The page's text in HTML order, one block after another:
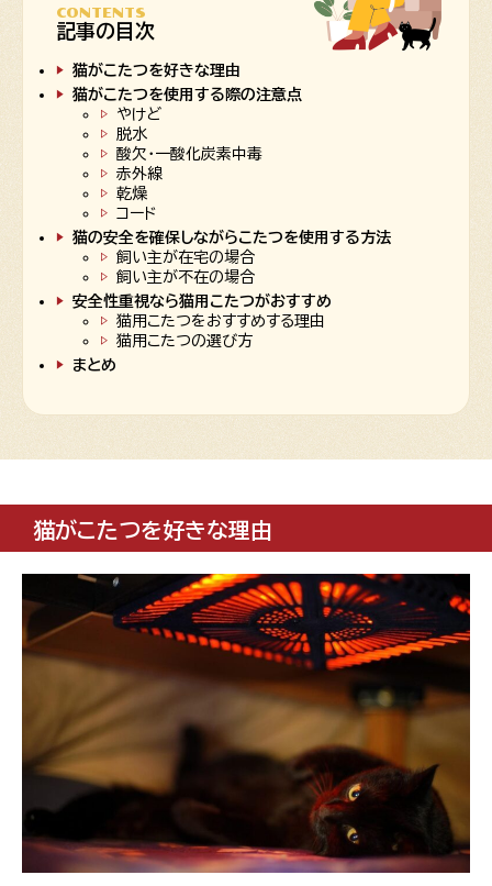
CONTENTS
記事の目次
猫がこたつを好きな理由
猫がこたつを使用する際の注意点
やけど
脱水
酸欠・一酸化炭素中毒
赤外線
乾燥
コード
猫の安全を確保しながらこたつを使用する方法
飼い主が在宅の場合
飼い主が不在の場合
安全性重視なら猫用こたつがおすすめ
猫用こたつをおすすめする理由
猫用こたつの選び方
まとめ
猫がこたつを好きな理由